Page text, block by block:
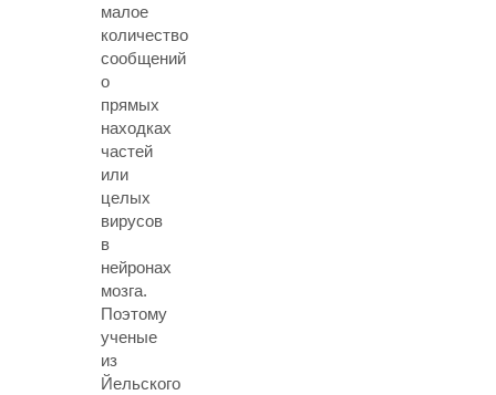
малое
количество
сообщений
о
прямых
находках
частей
или
целых
вирусов
в
нейронах
мозга.
Поэтому
ученые
из
Йельского